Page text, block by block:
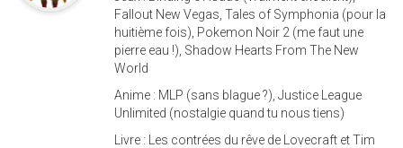
Fallout New Vegas, Tales of Symphonia (pour la
huitième fois), Pokemon Noir 2 (me faut une
pierre eau !), Shadow Hearts From The New
World
Anime : MLP (sans blague ?), Justice League
Unlimited (nostalgie quand tu nous tiens)
Livre : Les contrées du rêve de Lovecraft et Tim